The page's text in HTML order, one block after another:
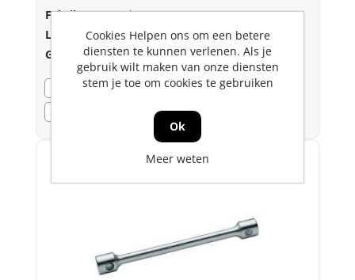
Fabrikant:
Gedore
Lev.nr.::
6220440
Gtin:
4010886622049
Bezorgvoorraad
Dozon LC
Cookies Helpen ons om een betere
diensten te kunnen verlenen. Als je
gebruik wilt maken van onze diensten
stem je toe om cookies te gebruiken
Ok
Meer weten